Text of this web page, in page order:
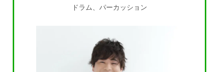
ドラム、パーカッション